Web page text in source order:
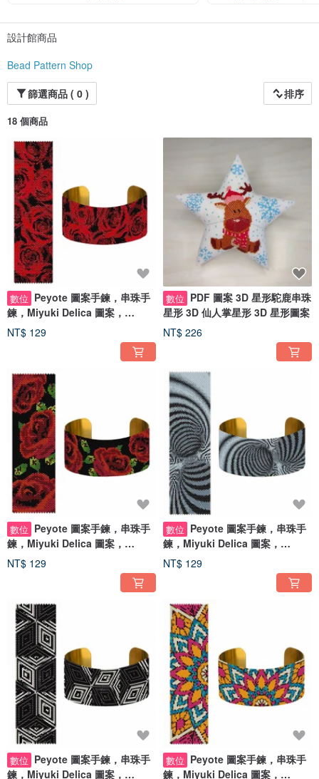
設計館商品
Bead Pattern Shop
篩選商品 ( 0 )
排序
18 個商品
數位 Peyote 圖案手鍊，串珠手
鍊，Miyuki Delica 圖案，
Peyote 針跡
NT$ 129
數位 PDF 圖案 3D 星形駝鹿串珠
星形 3D 仙人掌星形 3D 星形圖案
NT$ 226
數位 Peyote 圖案手鍊，串珠手
鍊，Miyuki Delica 圖案，
Peyote Stitch
NT$ 129
數位 Peyote 圖案手鍊，串珠手
鍊，Miyuki Delica 圖案，
Peyote Stitch
NT$ 129
數位 Peyote 圖案手鍊，串珠手
鍊，Miyuki Delica 圖案，
數位 Peyote 圖案手鍊，串珠手
鍊，Miyuki Delica 圖案，